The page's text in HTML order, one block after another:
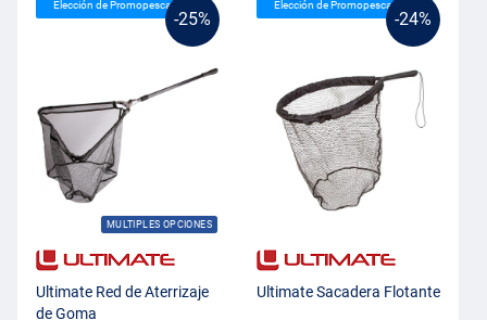
-25%
MULTIPLES OPCIONES
Elección de Promopesca
Ultimate Red de Aterrizaje
de Goma
-24%
Elección de Promopesca
Ultimate Sacadera Flotante